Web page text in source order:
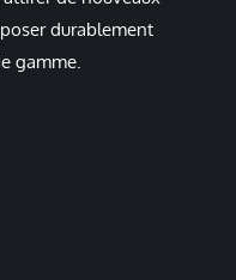
durablement
gamme.